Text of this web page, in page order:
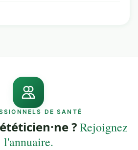
DE SANTÉ
?Rejoignez
l'annuaire.